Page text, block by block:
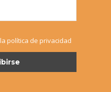
«El Corte
plazo de
política de privacidad